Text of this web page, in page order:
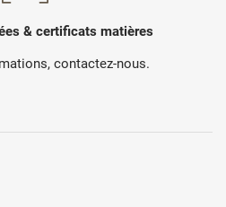
& certificats matières
contactez-nous.